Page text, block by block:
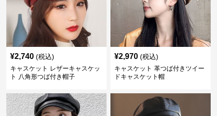
¥2,740 (税込)
キャスケット レザーキャスケッ
ト 八角形つば付き帽子
¥2,970 (税込)
キャスケット 革つば付きツイー
ドキャスケット帽